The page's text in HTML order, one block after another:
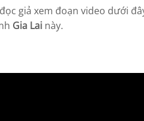
giả xem đoạn video dưới
Gia Lai này.